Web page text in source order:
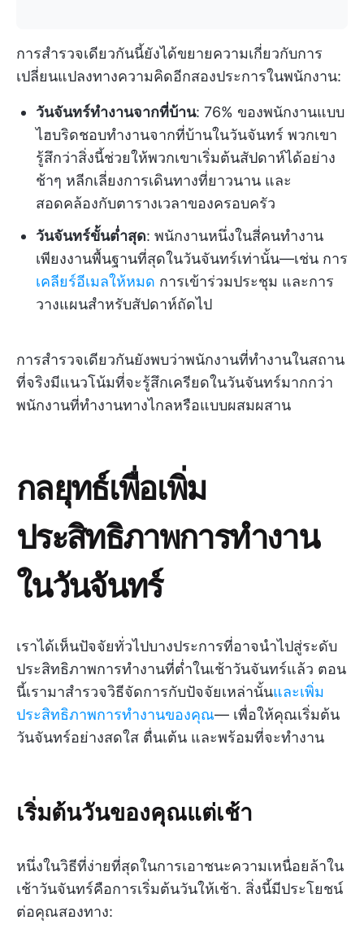
การสำรวจเดียวกันนี้ยังได้ขยายความเกี่ยวกับการ
เปลี่ยนแปลงทางความคิดอีกสองประการในพนักงาน:
วันจันทร์ทำงานจากที่บ้าน: 76% ของพนักงานแบบ
ไฮบริดชอบทำงานจากที่บ้านในวันจันทร์ พวกเขา
รู้สึกว่าสิ่งนี้ช่วยให้พวกเขาเริ่มต้นสัปดาห์ได้อย่าง
ช้าๆ หลีกเลี่ยงการเดินทางที่ยาวนาน และ
สอดคล้องกับตารางเวลาของครอบครัว
วันจันทร์ขั้นต่ำสุด: พนักงานหนึ่งในสี่คนทำงาน
เพียงงานพื้นฐานที่สุดในวันจันทร์เท่านั้น—เช่น การ
เคลียร์อีเมลให้หมด การเข้าร่วมประชุม และการ
วางแผนสำหรับสัปดาห์ถัดไป
การสำรวจเดียวกันยังพบว่าพนักงานที่ทำงานในสถาน
ที่จริงมีแนวโน้มที่จะรู้สึกเครียดในวันจันทร์มากกว่า
พนักงานที่ทำงานทางไกลหรือแบบผสมผสาน
กลยุทธ์เพื่อเพิ่ม
ประสิทธิภาพการทำงาน
ในวันจันทร์
เราได้เห็นปัจจัยทั่วไปบางประการที่อาจนำไปสู่ระดับ
ประสิทธิภาพการทำงานที่ต่ำในเช้าวันจันทร์แล้ว ตอน
นี้เรามาสำรวจวิธีจัดการกับปัจจัยเหล่านั้นและเพิ่ม
ประสิทธิภาพการทำงานของคุณ— เพื่อให้คุณเริ่มต้น
วันจันทร์อย่างสดใส ตื่นเต้น และพร้อมที่จะทำงาน
เริ่มต้นวันของคุณแต่เช้า
หนึ่งในวิธีที่ง่ายที่สุดในการเอาชนะความเหนื่อยล้าใน
เช้าวันจันทร์คือการเริ่มต้นวันให้เช้า. สิ่งนี้มีประโยชน์
ต่อคุณสองทาง: